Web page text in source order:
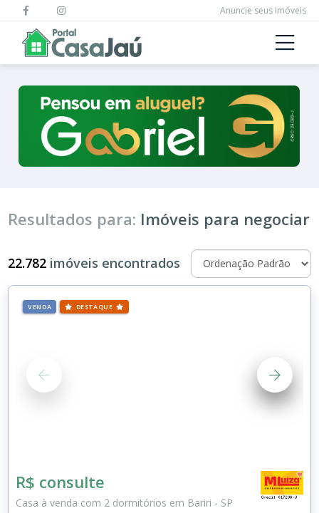
Anuncie seus Imóveis
Resultados para: Imóveis para negociar
22.782 imóveis encontrados
VENDA DESTAQUE
R$ consulte
Casa à venda com 2 dormitórios em Bariri - SP